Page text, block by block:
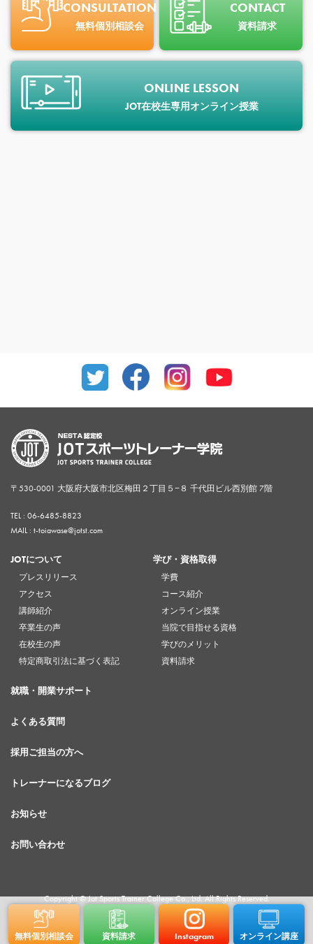
無料個別相談会 資料請求 Instagram オンライン講座
CONSULTATION
無料個別相談会
CONTACT
資料請求
ONLINE LESSON
JOT在校生専用オンライン授業
〒530-0001 大阪府大阪市北区梅田２丁目５−８ 千代田ビル西別館 7階
TEL : 06-6485-8823
MAIL : t-toiawase@jotst.com
JOTについて
プレスリリース
アクセス
講師紹介
卒業生の声
在校生の声
特定商取引法に基づく表記
学び・資格取得
学費
コース紹介
オンライン授業
当院で目指せる資格
学びのメリット
資料請求
就職・開業サポート
よくある質問
採用ご担当の方へ
トレーナーになるブログ
お知らせ
お問い合わせ
Copyright © Jot Sports Trainer College Co., Ltd. All Rights Reserved.